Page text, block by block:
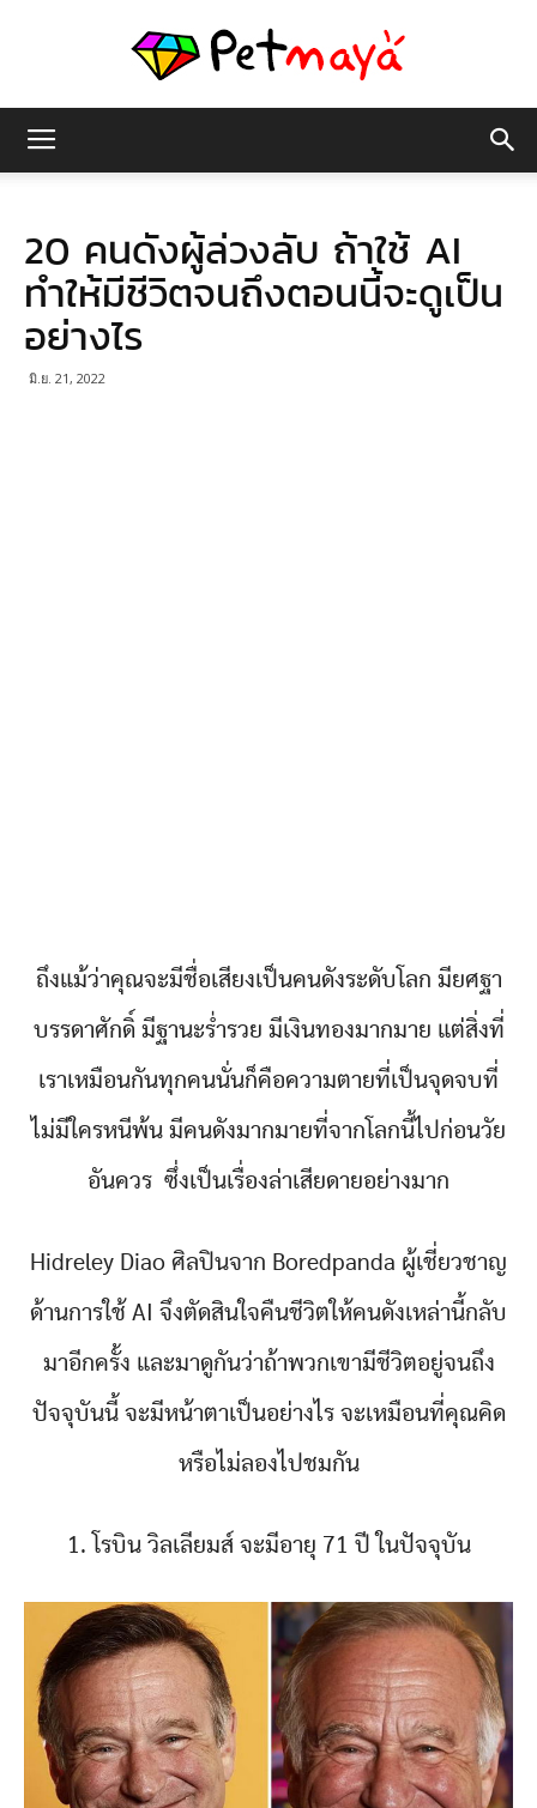
มายา
20 คนดังผู้ล่วงลับ ถ้าใช้ AI
ทำให้มีชีวิตจนถึงตอนนี้จะดูเป็น
อย่างไร
มิ.ย. 21, 2022
ถึงแม้ว่าคุณจะมีชื่อเสียงเป็นคนดังระดับโลก มียศฐา
บรรดาศักดิ์ มีฐานะร่ำรวย มีเงินทองมากมาย แต่สิ่งที่
เราเหมือนกันทุกคนนั่นก็คือความตายที่เป็นจุดจบที่
ไม่มีใครหนีพ้น มีคนดังมากมายที่จากโลกนี้ไปก่อนวัย
อันควร ซึ่งเป็นเรื่องล่าเสียดายอย่างมาก
Hidreley Diao ศิลปินจาก Boredpanda ผู้เชี่ยวชาญ
ด้านการใช้ AI จึงตัดสินใจคืนชีวิตให้คนดังเหล่านี้กลับ
มาอีกครั้ง และมาดูกันว่าถ้าพวกเขามีชีวิตอยู่จนถึง
ปัจจุบันนี้ จะมีหน้าตาเป็นอย่างไร จะเหมือนที่คุณคิด
หรือไม่ลองไปชมกัน
1. โรบิน วิลเลียมส์ จะมีอายุ 71 ปี ในปัจจุบัน